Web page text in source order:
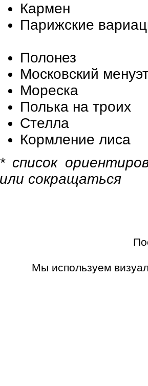
Кармен
Парижские
Полонез
Московский
Мореска
Полька на троих
Стелла
Кормление лиса
* список
или сокращаться
Мы используем